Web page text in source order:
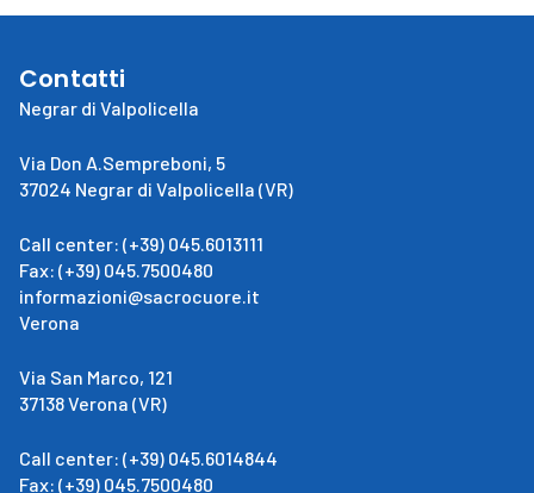
Contatti
Negrar di Valpolicella
Via Don A.Sempreboni, 5
37024 Negrar di Valpolicella (VR)
Call center: (+39) 045.6013111
Fax: (+39) 045.7500480
informazioni@sacrocuore.it
Verona
Via San Marco, 121
37138 Verona (VR)
Call center: (+39) 045.6014844
Fax: (+39) 045.7500480